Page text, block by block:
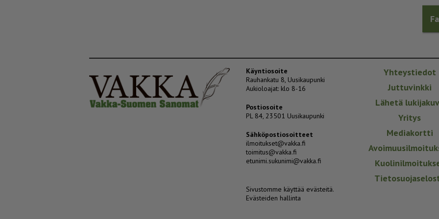
Käyntiosoite
Rauhankatu 8, Uusikaupunki
Aukioloajat: klo 8-16
Postiosoite
PL 84, 23501 Uusikaupunki
Sähköpostiosoitteet
ilmoitukset@vakka.fi
toimitus@vakka.fi
etunimi.sukunimi@vakka.fi
Sivustomme käyttää evästeitä.
Evästeiden hallinta
Yhteystiedot
Juttuvinkki
Lähetä
Yritys
Mediakortti